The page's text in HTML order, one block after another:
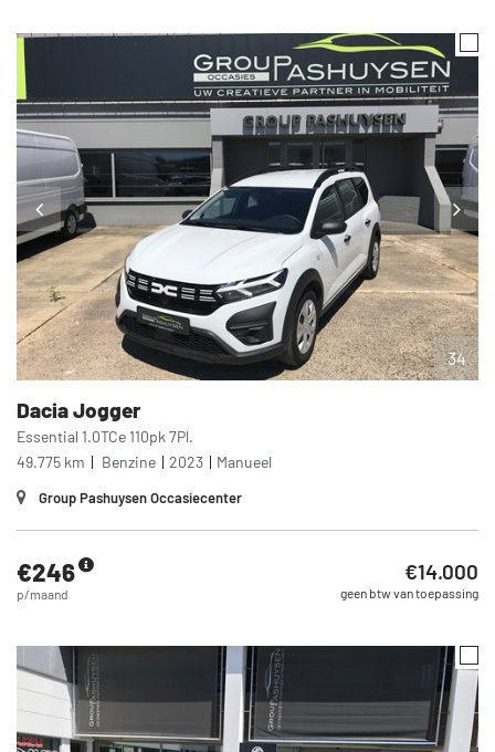
34
DaciaJogger
Essential 1.0TCe 110pk 7Pl.
49.775 km
Benzine 2023 Manueel
Group Pashuysen Occasiecenter
€246
p/maand
€14.000
geen btw van toepassing